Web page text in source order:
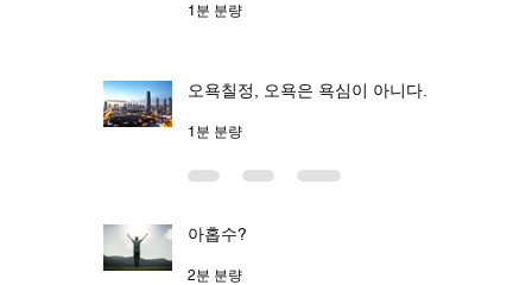
1분 분량
오욕칠정, 오욕은 욕심이 아니다.
1분 분량
아홉수?
2분 분량